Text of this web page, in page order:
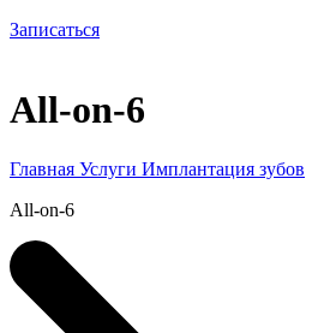
Записаться
All-on-6
Главная Услуги Имплантация зубов
All-on-6